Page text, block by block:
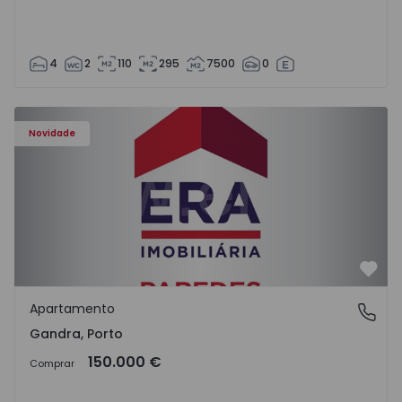
4 2 110 295 7500 0
Novidade
Apartamento T0 Paredes, Gandra - 1575265 - 1
Gandra, Porto
Apartamento
Gandra, Porto
Comprar 150.000 €